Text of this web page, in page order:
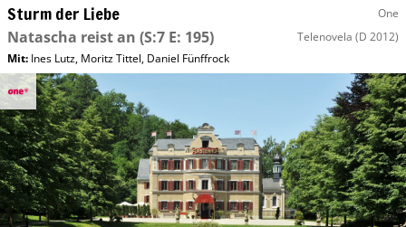
Sturm der Liebe One
Natascha reist an (S:7 E: 195) Telenovela (D 2012)
Mit: Ines Lutz, Moritz Tittel, Daniel Fünffrock